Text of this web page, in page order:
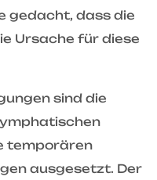
gedacht, dass die
Ursache für diese
sind die
temporären
ausgesetzt. Der